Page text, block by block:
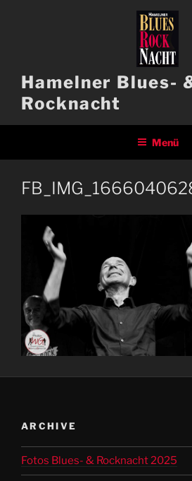
Hamelner Blues-
Rocknacht
Menü
ARCHIVE
Fotos Blues- & Rocknacht 2025